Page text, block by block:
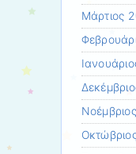
Μάρτιος